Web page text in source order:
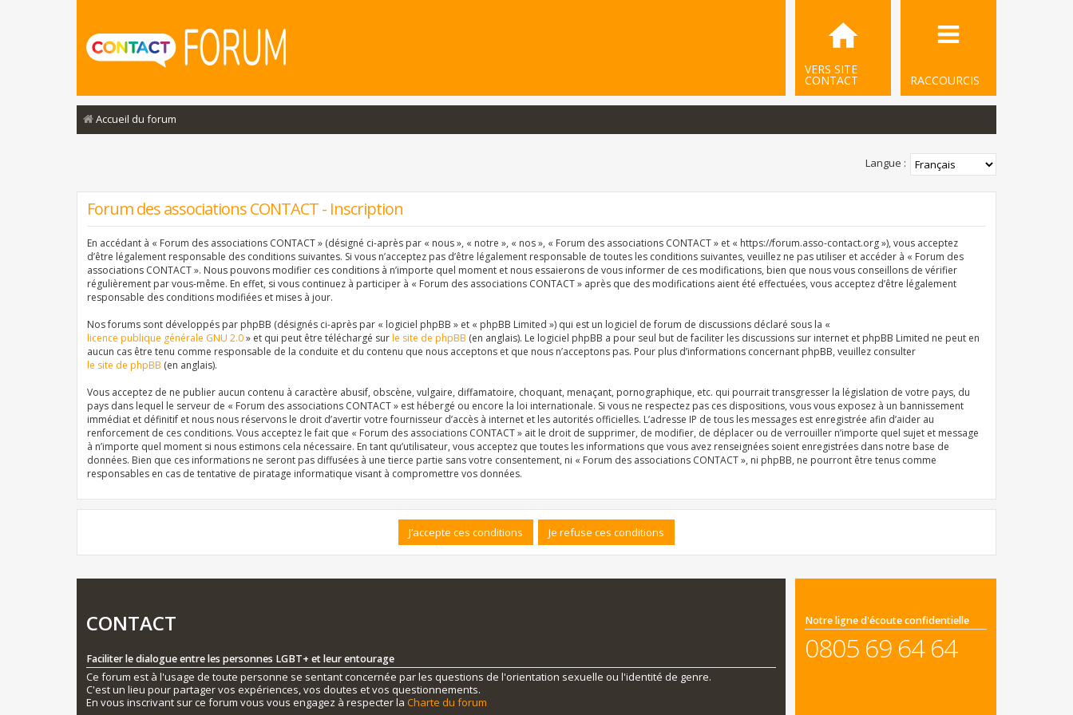
RACCOURCIS
VERS SITE
CONTACT
Accueil du forum
Langue :
Forum des associations CONTACT - Inscription
En accédant à « Forum des associations CONTACT » (désigné ci-après par « nous », « notre », « nos », « Forum des associations CONTACT » et « https://forum.asso-contact.org »), vous acceptez
d’être légalement responsable des conditions suivantes. Si vous n’acceptez pas d’être légalement responsable de toutes les conditions suivantes, veuillez ne pas utiliser et accéder à « Forum des
associations CONTACT ». Nous pouvons modifier ces conditions à n’importe quel moment et nous essaierons de vous informer de ces modifications, bien que nous vous conseillons de vérifier
régulièrement par vous-même. En effet, si vous continuez à participer à « Forum des associations CONTACT » après que des modifications aient été effectuées, vous acceptez d’être légalement
responsable des conditions modifiées et mises à jour.
Nos forums sont développés par phpBB (désignés ci-après par « logiciel phpBB » et « phpBB Limited ») qui est un logiciel de forum de discussions déclaré sous la «
licence publique générale GNU 2.0» et qui peut être téléchargé surle site de phpBB (en anglais). Le logiciel phpBB a pour seul but de faciliter les discussions sur internet et phpBB Limited ne peut en
aucun cas être tenu comme responsable de la conduite et du contenu que nous acceptons et que nous n’acceptons pas. Pour plus d’informations concernant phpBB, veuillez consulter
le site de phpBB (en anglais).
Vous acceptez de ne publier aucun contenu à caractère abusif, obscène, vulgaire, diffamatoire, choquant, menaçant, pornographique, etc. qui pourrait transgresser la législation de votre pays, du
pays dans lequel le serveur de « Forum des associations CONTACT » est hébergé ou encore la loi internationale. Si vous ne respectez pas ces dispositions, vous vous exposez à un bannissement
immédiat et définitif et nous nous réservons le droit d’avertir votre fournisseur d’accès à internet et les autorités officielles. L’adresse IP de tous les messages est enregistrée afin d’aider au
renforcement de ces conditions. Vous acceptez le fait que « Forum des associations CONTACT » ait le droit de supprimer, de modifier, de déplacer ou de verrouiller n’importe quel sujet et message
à n’importe quel moment si nous estimons cela nécessaire. En tant qu’utilisateur, vous acceptez que toutes les informations que vous avez renseignées soient enregistrées dans notre base de
données. Bien que ces informations ne seront pas diffusées à une tierce partie sans votre consentement, ni « Forum des associations CONTACT », ni phpBB, ne pourront être tenus comme
responsables en cas de tentative de piratage informatique visant à compromettre vos données.
CONTACT
Faciliter le dialogue entre les personnes LGBT+ et leur entourage
Ce forum est à l'usage de toute personne se sentant concernée par les questions de l'orientation sexuelle ou l'identité de genre.
C'est un lieu pour partager vos expériences, vos doutes et vos questionnements.
En vous inscrivant sur ce forum vous vous engagez à respecter la Charte du forum
Notre ligne d'écoute confidentielle
0805 69 64 64